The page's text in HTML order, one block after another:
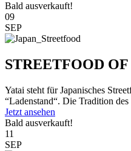
Bald ausverkauft!
09
SEP
STREETFOOD
Yatai steht für Japanisches
“Ladenstand“. Die Tradition
Jetzt ansehen
Bald ausverkauft!
11
SEP